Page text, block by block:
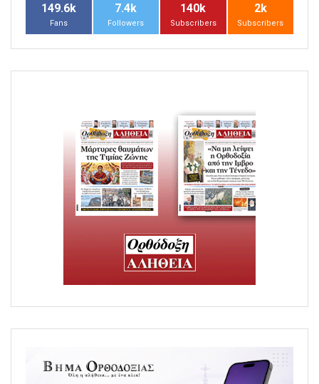
149.6k
Fans
7.4k
Followers
140k
Subscribers
2k
Subscribers